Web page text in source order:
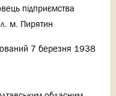
підприємства
м. Пирятин
7 березня 1938